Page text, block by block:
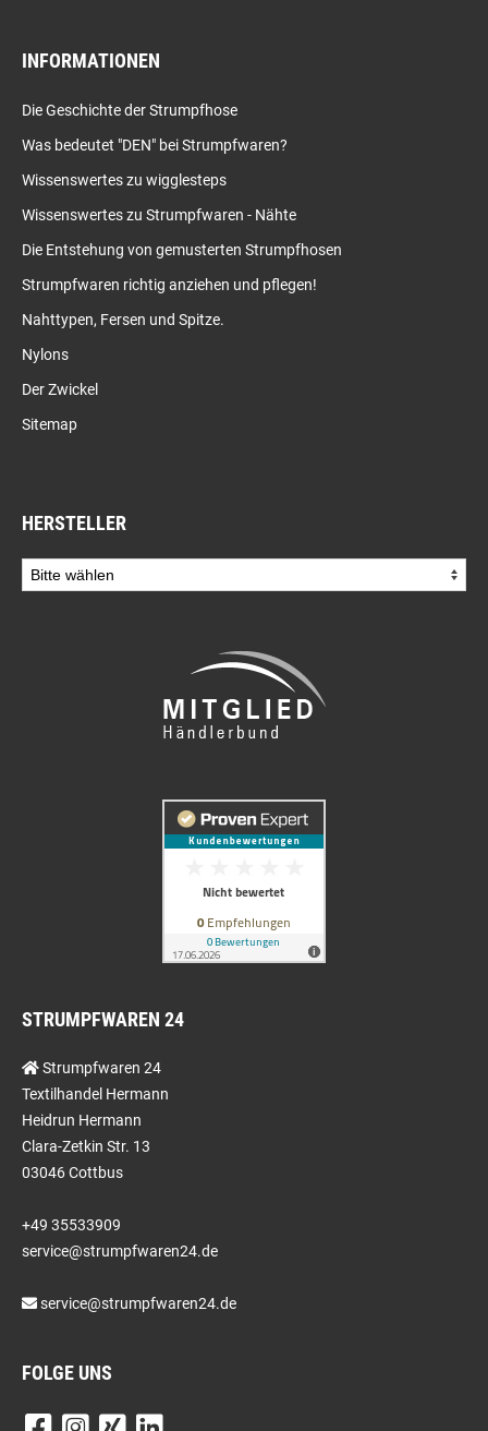
INFORMATIONEN
Die Geschichte der Strumpfhose
Was bedeutet "DEN" bei Strumpfwaren?
Wissenswertes zu wigglesteps
Wissenswertes zu Strumpfwaren - Nähte
Die Entstehung von gemusterten Strumpfhosen
Strumpfwaren richtig anziehen und pflegen!
Nahttypen, Fersen und Spitze.
Nylons
Der Zwickel
Sitemap
HERSTELLER
STRUMPFWAREN 24
Strumpfwaren 24
Textilhandel Hermann
Heidrun Hermann
Clara-Zetkin Str. 13
03046 Cottbus
+49 35533909
service@strumpfwaren24.de
service@strumpfwaren24.de
FOLGE UNS